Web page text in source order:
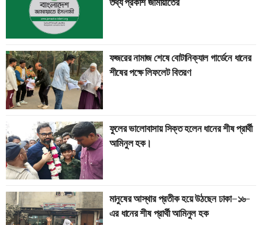
ফজরের নামাজ শেষে বোটানিক্যাল গার্ডেনে ধানের
শীষের পক্ষে লিফলেট বিতরণ
ফুলের ভালোবাসায় সিক্ত হলেন ধানের শীষ প্রার্থী
আমিনুল হক।
মানুষের আস্থার প্রতীক হয়ে উঠছেন ঢাকা–১৬-
এর ধানের শীষ প্রার্থী আমিনুল হক